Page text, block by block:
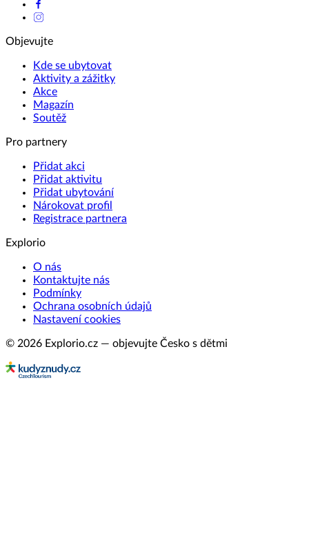
Objevujte
Kde se ubytovat
Aktivity a zážitky
Akce
Magazín
Soutěž
Pro partnery
Přidat akci
Přidat aktivitu
Přidat ubytování
Nárokovat profil
Registrace partnera
Explorio
O nás
Kontaktujte nás
Podmínky
Ochrana osobních údajů
Nastavení cookies
© 2026 Explorio.cz — objevujte Česko s dětmi